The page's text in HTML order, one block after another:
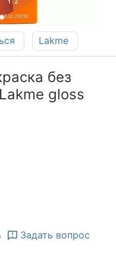
Lakme
без
gloss
Задать вопрос